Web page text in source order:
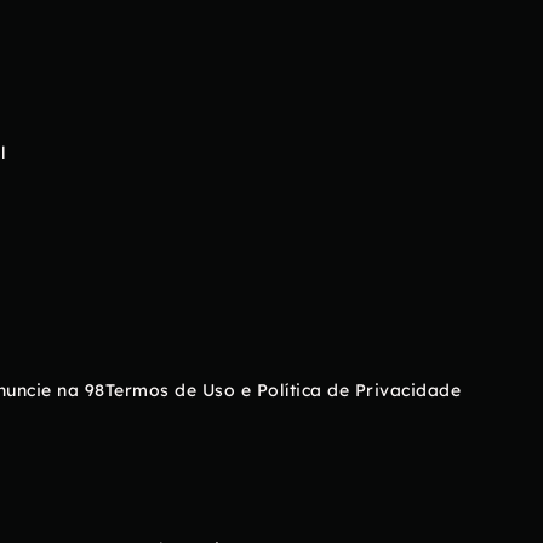
na 98Termos de Uso e Política de Privacidade